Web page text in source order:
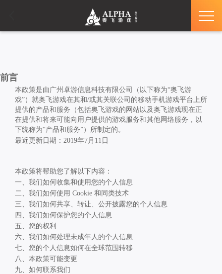
前言
本政策是由广州卓游信息科技有限公司（以下称为“奥飞游
戏”）就奥飞游戏在其和/或其关联公司的移动手机游戏平台上所
提供的产品和服务（包括奥飞游戏的网站以及奥飞游戏现在正
在提供和将来可能向用户提供的游戏服务和其他网络服务，以
下统称为“产品和服务”）所制定的。
最近更新日期： 2019年7月 11 日
本政策将帮助您了解以下内容：
一、我们如何收集和使用您的个人信息
二、我们如何使用 Cookie 和同类技术
三、我们如何共享、转让、公开披露您的个人信息
四、我们如何保护您的个人信息
五、您的权利
六、我们如何处理未成年人的个人信息
七、您的个人信息如何在全球范围转移
八、本政策可能变更
九、如何联系我们